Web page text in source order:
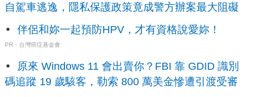
自駕車逃逸，隱私保護政策竟成警方辦案最大阻礙
伴侶和妳一起預防HPV，才有資格說愛妳！
PR・台灣癌症基金會
原來 Windows 11 會出賣你？FBI 靠 GDID 識別
碼追蹤 19 歲駭客，勒索 800 萬美金慘遭引渡受審